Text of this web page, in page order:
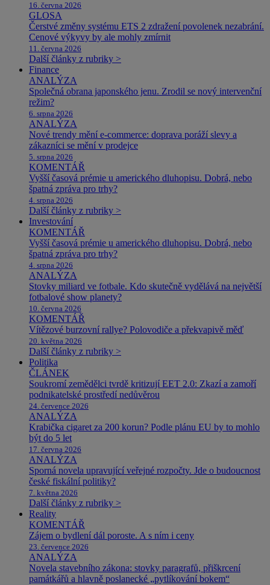
16. června 2026
GLOSA
Čerstvé změny systému ETS 2 zdražení povolenek nezabrání.
Cenové výkyvy by ale mohly zmírnit
11. června 2026
Další články z rubriky >
Finance
ANALÝZA
Společná obrana japonského jenu. Zrodil se nový intervenční
režim?
6. srpna 2026
ANALÝZA
Nové trendy mění e-commerce: doprava poráží slevy a
zákazníci se mění v prodejce
5. srpna 2026
KOMENTÁŘ
Vyšší časová prémie u amerického dluhopisu. Dobrá, nebo
špatná zpráva pro trhy?
4. srpna 2026
Další články z rubriky >
Investování
KOMENTÁŘ
Vyšší časová prémie u amerického dluhopisu. Dobrá, nebo
špatná zpráva pro trhy?
4. srpna 2026
ANALÝZA
Stovky miliard ve fotbale. Kdo skutečně vydělává na největší
fotbalové show planety?
10. června 2026
KOMENTÁŘ
Vítězové burzovní rallye? Polovodiče a překvapivě měď
20. května 2026
Další články z rubriky >
Politika
ČLÁNEK
Soukromí zemědělci tvrdě kritizují EET 2.0: Zkazí a zamoří
podnikatelské prostředí nedůvěrou
24. července 2026
ANALÝZA
Krabička cigaret za 200 korun? Podle plánu EU by to mohlo
být do 5 let
17. června 2026
ANALÝZA
Sporná novela upravující veřejné rozpočty. Jde o budoucnost
české fiskální politiky?
7. května 2026
Další články z rubriky >
Reality
KOMENTÁŘ
Zájem o bydlení dál poroste. A s ním i ceny
23. července 2026
ANALÝZA
Novela stavebního zákona: stovky paragrafů, přiškrcení
památkářů a hlavně poslanecké „pytlíkování bokem“